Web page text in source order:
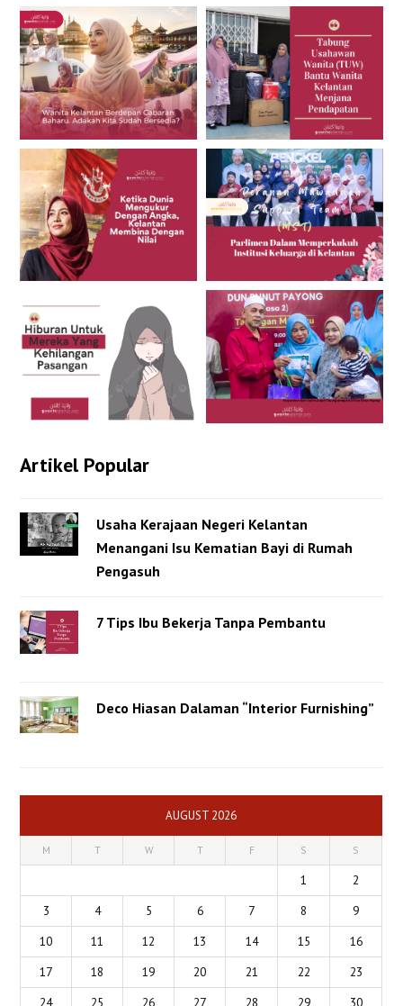
Artikel Popular
Usaha Kerajaan Negeri Kelantan
Menangani Isu Kematian Bayi di Rumah
Pengasuh
7 Tips Ibu Bekerja Tanpa Pembantu
Deco Hiasan Dalaman “Interior Furnishing”
AUGUST 2026
M T W T F S S
1
2
3
4 5 6 7 8
9
10
11 12 13 14 15
16
17
18 19 20 21 22
23
24
25 26 27 28 29 30